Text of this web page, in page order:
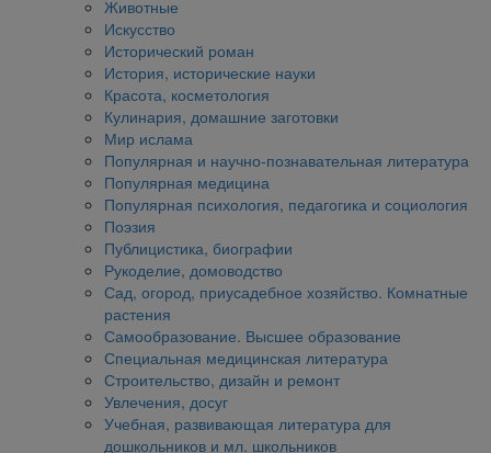
Животные
Искусство
Исторический роман
История, исторические науки
Красота, косметология
Кулинария, домашние заготовки
Мир ислама
Популярная и научно-познавательная литература
Популярная медицина
Популярная психология, педагогика и социология
Поэзия
Публицистика, биографии
Рукоделие, домоводство
Сад, огород, приусадебное хозяйство. Комнатные
растения
Самообразование. Высшее образование
Специальная медицинская литература
Строительство, дизайн и ремонт
Увлечения, досуг
Учебная, развивающая литература для
дошкольников и мл. школьников